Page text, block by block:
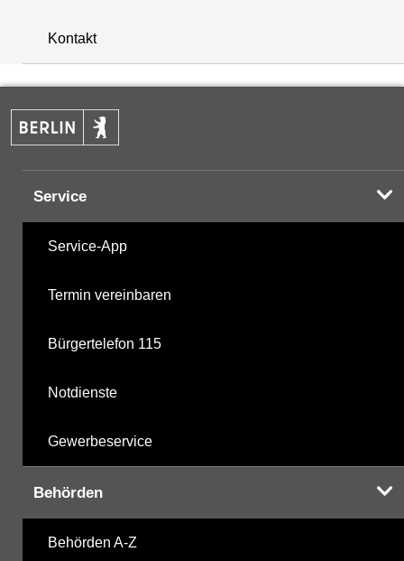
Kontakt
Service
Service-App
Termin vereinbaren
Bürgertelefon 115
Notdienste
Gewerbeservice
Behörden
Behörden A-Z